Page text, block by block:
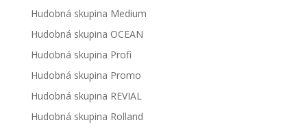
Hudobná skupina Medium
Hudobná skupina OCEAN
Hudobná skupina Profi
Hudobná skupina Promo
Hudobná skupina REVIAL
Hudobná skupina Rolland